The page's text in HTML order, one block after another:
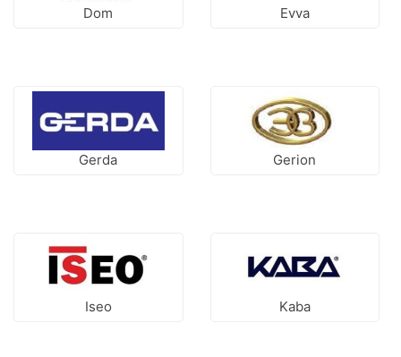
Dom Evva
Gerda Gerion
Iseo Kaba